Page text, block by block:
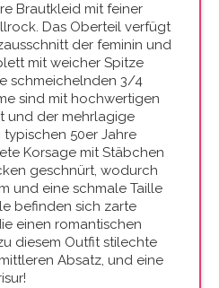
Brautkleid mit feiner
Das Oberteil verfügt
der feminin und
mit weicher Spitze
schmeichelnden 3/4
sind mit hochwertigen
und der mehrlagige
50er Jahre
Korsage mit Stäbchen
geschnürt, wodurch
und eine schmale Taille
befinden sich zarte
einen romantischen
diesem Outfit stilechte
Absatz, und eine